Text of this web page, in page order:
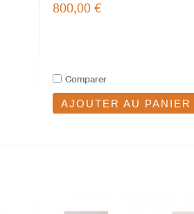
800,00 €
Comparer
AJOUTER AU PANIER